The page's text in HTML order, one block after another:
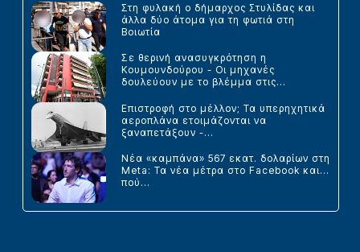
Στη φυλακή ο δήμαρχος Στυλίδας και
άλλα δύο άτομα για τη φωτιά στη
Βοιωτία
Σε θερινή ανασυγκρότηση η
Κουμουνδούρου - Οι μηχανές
δουλεύουν με το βλέμμα στις...
Επιστροφή στο μέλλον; Τα υπερηχητικά
αεροπλάνα ετοιμάζονται να
ξαναπετάξουν -...
Νέα «καμπάνα» 567 εκατ. δολαρίων στη
Meta: Τα νέα μέτρα στο Facebook και...
πού...